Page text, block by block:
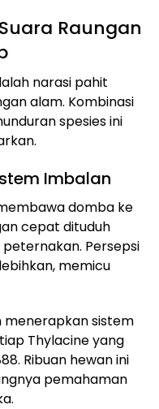
Raungan
narasi pahit
alam. Kombinasi
spesies ini
Imbalan
domba ke
cepat dituduh
Persepsi
memicu
menerapkan sistem
Thylacine yang
Ribuan hewan ini
pemahaman